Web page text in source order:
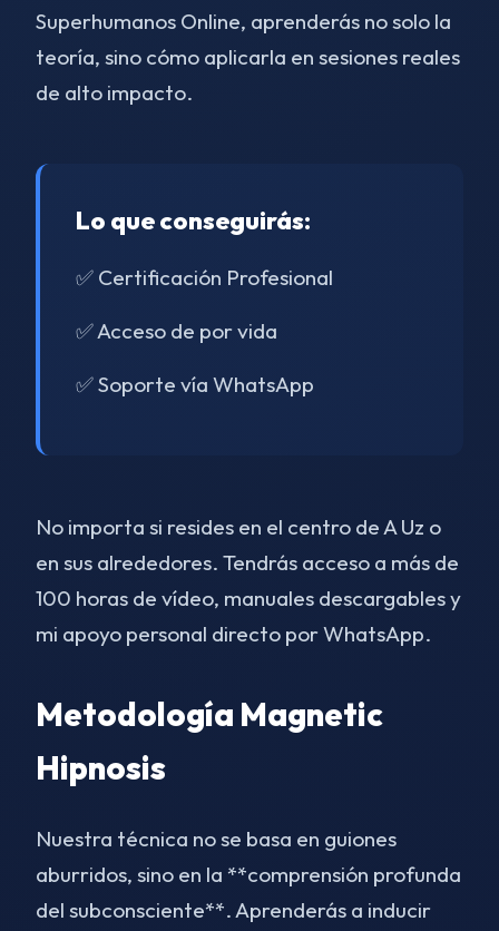
Superhumanos Online, aprenderás no solo la
teoría, sino cómo aplicarla en sesiones reales
de alto impacto.
Lo que conseguirás:
✅ Certificación Profesional
✅ Acceso de por vida
✅ Soporte vía WhatsApp
No importa si resides en el centro de A Uz o
en sus alrededores. Tendrás acceso a más de
100 horas de vídeo, manuales descargables y
mi apoyo personal directo por WhatsApp.
Metodología Magnetic
Hipnosis
Nuestra técnica no se basa en guiones
aburridos, sino en la **comprensión profunda
del subconsciente**. Aprenderás a inducir